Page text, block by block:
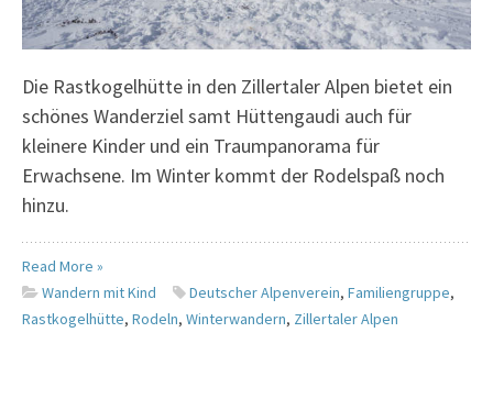
Die Rastkogelhütte in den Zillertaler Alpen bietet ein
schönes Wanderziel samt Hüttengaudi auch für
kleinere Kinder und ein Traumpanorama für
Erwachsene. Im Winter kommt der Rodelspaß noch
hinzu.
Read More »
Wandern mit Kind
Deutscher Alpenverein, Familiengruppe,
Rastkogelhütte, Rodeln, Winterwandern, Zillertaler Alpen